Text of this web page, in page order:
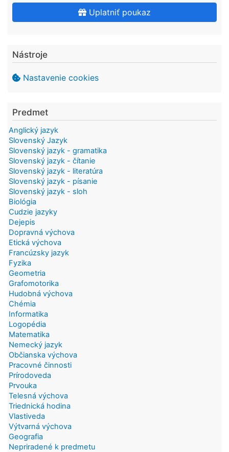
Uplatniť poukaz
Nástroje
Nastavenie cookies
Predmet
Anglický jazyk
Slovenský Jazyk
Slovenský jazyk - gramatika
Slovenský jazyk - čítanie
Slovenský jazyk - literatúra
Slovenský jazyk - písanie
Slovenský jazyk - sloh
Biológia
Cudzie jazyky
Dejepis
Dopravná výchova
Etická výchova
Francúzsky jazyk
Fyzika
Geometria
Grafomotorika
Hudobná výchova
Chémia
Informatika
Logopédia
Matematika
Nemecký jazyk
Občianska výchova
Pracovné činnosti
Prírodoveda
Prvouka
Telesná výchova
Triednická hodina
Vlastiveda
Výtvarná výchova
Geografia
Nepriradené k predmetu